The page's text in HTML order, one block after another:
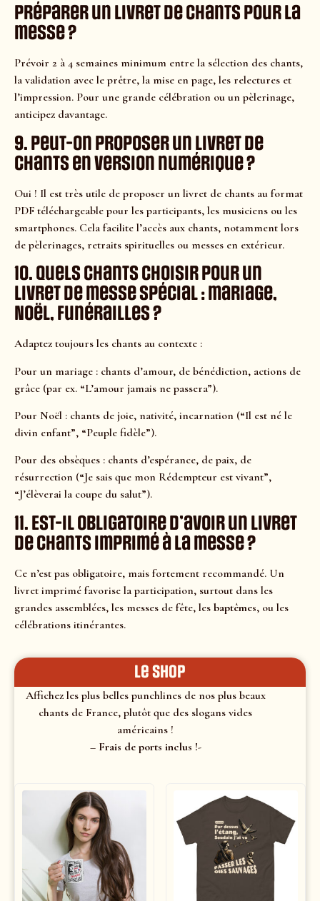
préparer un livret de chants pour la
messe ?
Prévoir 2 à 4 semaines minimum entre la sélection des chants,
la validation avec le prêtre, la mise en page, les relectures et
l’impression. Pour une grande célébration ou un pèlerinage,
anticipez davantage.
9. Peut-on proposer un livret de
chants en version numérique ?
Oui ! Il est très utile de proposer un livret de chants au format
PDF téléchargeable pour les participants, les musiciens ou les
smartphones. Cela facilite l’accès aux chants, notamment lors
de pèlerinages, retraits spirituelles ou messes en extérieur.
10. Quels chants choisir pour un
livret de messe spécial : mariage,
Noël, funérailles ?
Adaptez toujours les chants au contexte :
Pour un mariage : chants d’amour, de bénédiction, actions de
grâce (par ex. “L’amour jamais ne passera”).
Pour Noël : chants de joie, nativité, incarnation (“Il est né le
divin enfant”, “Peuple fidèle”).
Pour des obsèques : chants d’espérance, de paix, de
résurrection (“Je sais que mon Rédempteur est vivant”,
“J’élèverai la coupe du salut”).
11. Est-il obligatoire d’avoir un livret
de chants imprimé à la messe ?
Ce n’est pas obligatoire, mais fortement recommandé. Un
livret imprimé favorise la participation, surtout dans les
grandes assemblées, les messes de fête, les baptêmes, ou les
célébrations itinérantes.
le shop
Affichez les plus belles punchlines de nos plus beaux
chants de France, plutôt que des slogans vides
américains !
– Frais de ports inclus !-